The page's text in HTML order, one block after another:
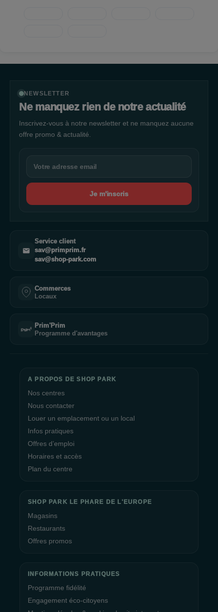
NEWSLETTER
Ne manquez rien de notre actualité
Inscrivez-vous à notre newsletter et ne manquez aucune
offre promo & actualité.
Je m'inscris
Service client
sav@primprim.fr
sav@shop-park.com
Commerces
Locaux
Prim'Prim
Programme d'avantages
A PROPOS DE SHOP PARK
Nos centres
Nous contacter
Louer un emplacement ou un local
Infos pratiques
Offres d’emploi
Horaires et accès
Plan du centre
SHOP PARK LE PHARE DE L'EUROPE
Magasins
Restaurants
Offres promos
INFORMATIONS PRATIQUES
Programme fidélité
Engagement éco-citoyens